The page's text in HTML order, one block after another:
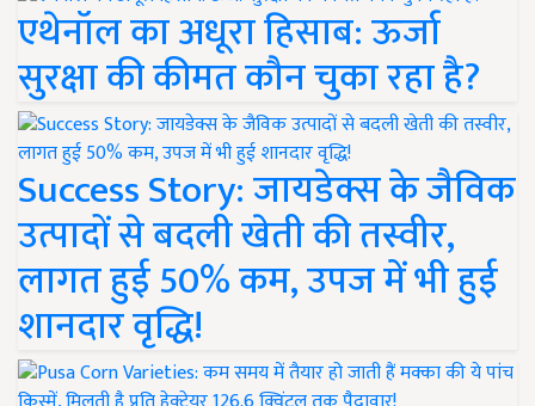
एथेनॉल का अधूरा हिसाब: ऊर्जा
सुरक्षा की कीमत कौन चुका रहा है?
Success Story: जायडेक्स के जैविक
उत्पादों से बदली खेती की तस्वीर,
लागत हुई 50% कम, उपज में भी हुई
शानदार वृद्धि!